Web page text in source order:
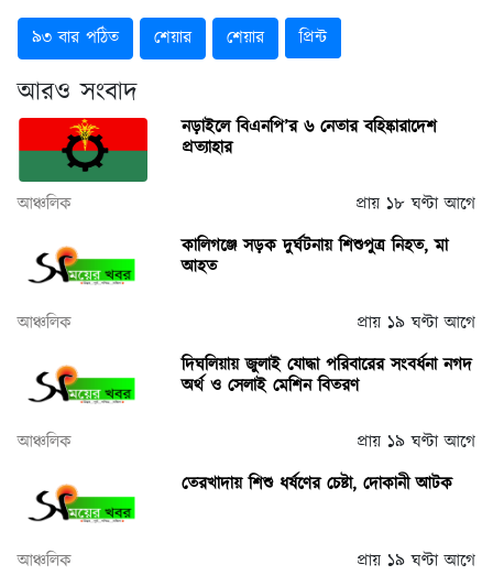
৯৩ বার পঠিত শেয়ার শেয়ার প্রিন্ট
আরও সংবাদ
নড়াইলে বিএনপি’র ৬ নেতার বহিষ্কারাদেশ
প্রত্যাহার
আঞ্চলিক
প্রায় ১৮ ঘণ্টা আগে
কালিগঞ্জে সড়ক দুর্ঘটনায় শিশুপুত্র নিহত, মা
আহত
আঞ্চলিক
প্রায় ১৯ ঘণ্টা আগে
দিঘলিয়ায় জুলাই যোদ্ধা পরিবারের সংবর্ধনা নগদ
অর্থ ও সেলাই মেশিন বিতরণ
আঞ্চলিক
প্রায় ১৯ ঘণ্টা আগে
তেরখাদায় শিশু ধর্ষণের চেষ্টা, দোকানী আটক
আঞ্চলিক
প্রায় ১৯ ঘণ্টা আগে